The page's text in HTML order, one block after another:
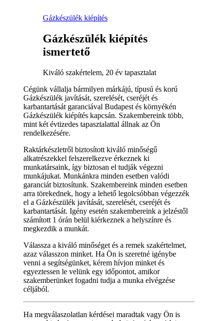
Gázkészülék kiépítés
Gázkészülék kiépítés
ismertető
Kiváló szakértelem, 20 év tapasztalat
Cégünk vállalja bármilyen márkájú, típusú és korú
Gázkészülék javítását, szerelését, cseréjét és
karbantartását garanciával Budapest és környékén
Gázkészülék kiépítés kapcsán. Szakembereink több,
mint két évtizedes tapasztalattal állnak az Ön
rendelkezésére.
Raktárkészletről biztosított kiváló minőségű
alkatrészekkel felszerelkezve érkeznek ki
munkatársaink, így biztosan el tudják végezni
munkájukat. Munkánkra minden esetben valódi
garanciát biztosítunk. Szakembereink minden esetben
arra törekednek, hogy a lehető legolcsóbban végezzék
el a Gázkészülék javítását, szerelését, cseréjét és
karbantartását. Igény esetén szakembereink a jelzéstől
számított 1 órán belül kiérkeznek a helyszínre és
megkezdik a munkát.
Válassza a kiváló minőséget és a remek szakértelmet,
azaz válasszon minket. Ha Ön is szeretné igénybe
venni a segítségünket, kérem hívjon minket és
egyeztessen le velünk egy időpontot, amikor
szakemberünket fogadni tudja a munka elvégzése
céljából.
Ha megválaszolatlan kérdései maradtak vagy Ön is